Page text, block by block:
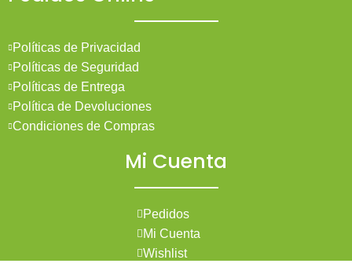
Políticas de Privacidad
Políticas de Seguridad
Políticas de Entrega
Política de Devoluciones
Condiciones de Compras
Mi Cuenta
Pedidos
Mi Cuenta
Wishlist